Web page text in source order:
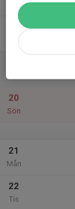
20
Sön
21
Mån
22
Tis